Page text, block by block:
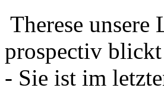
Therese
prospectiv
- Sie ist im